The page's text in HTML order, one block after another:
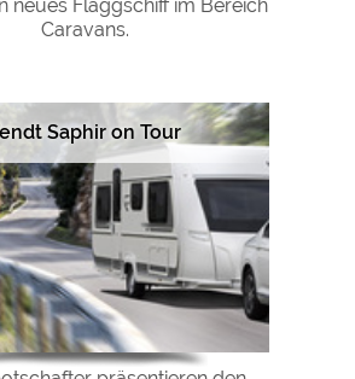
neues Flaggschiff im Bereich
Caravans.
Saphir on Tour
https://policies.google.com/privacy
werden!